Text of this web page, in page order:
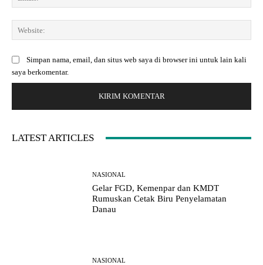
t
a
:
*
m
a
le
:
Simpan nama, email, dan situs web saya di browser ini untuk lain kali
saya berkomentar.
LATEST ARTICLES
NASIONAL
Gelar FGD, Kemenpar dan KMDT
Rumuskan Cetak Biru Penyelamatan
Danau
NASIONAL